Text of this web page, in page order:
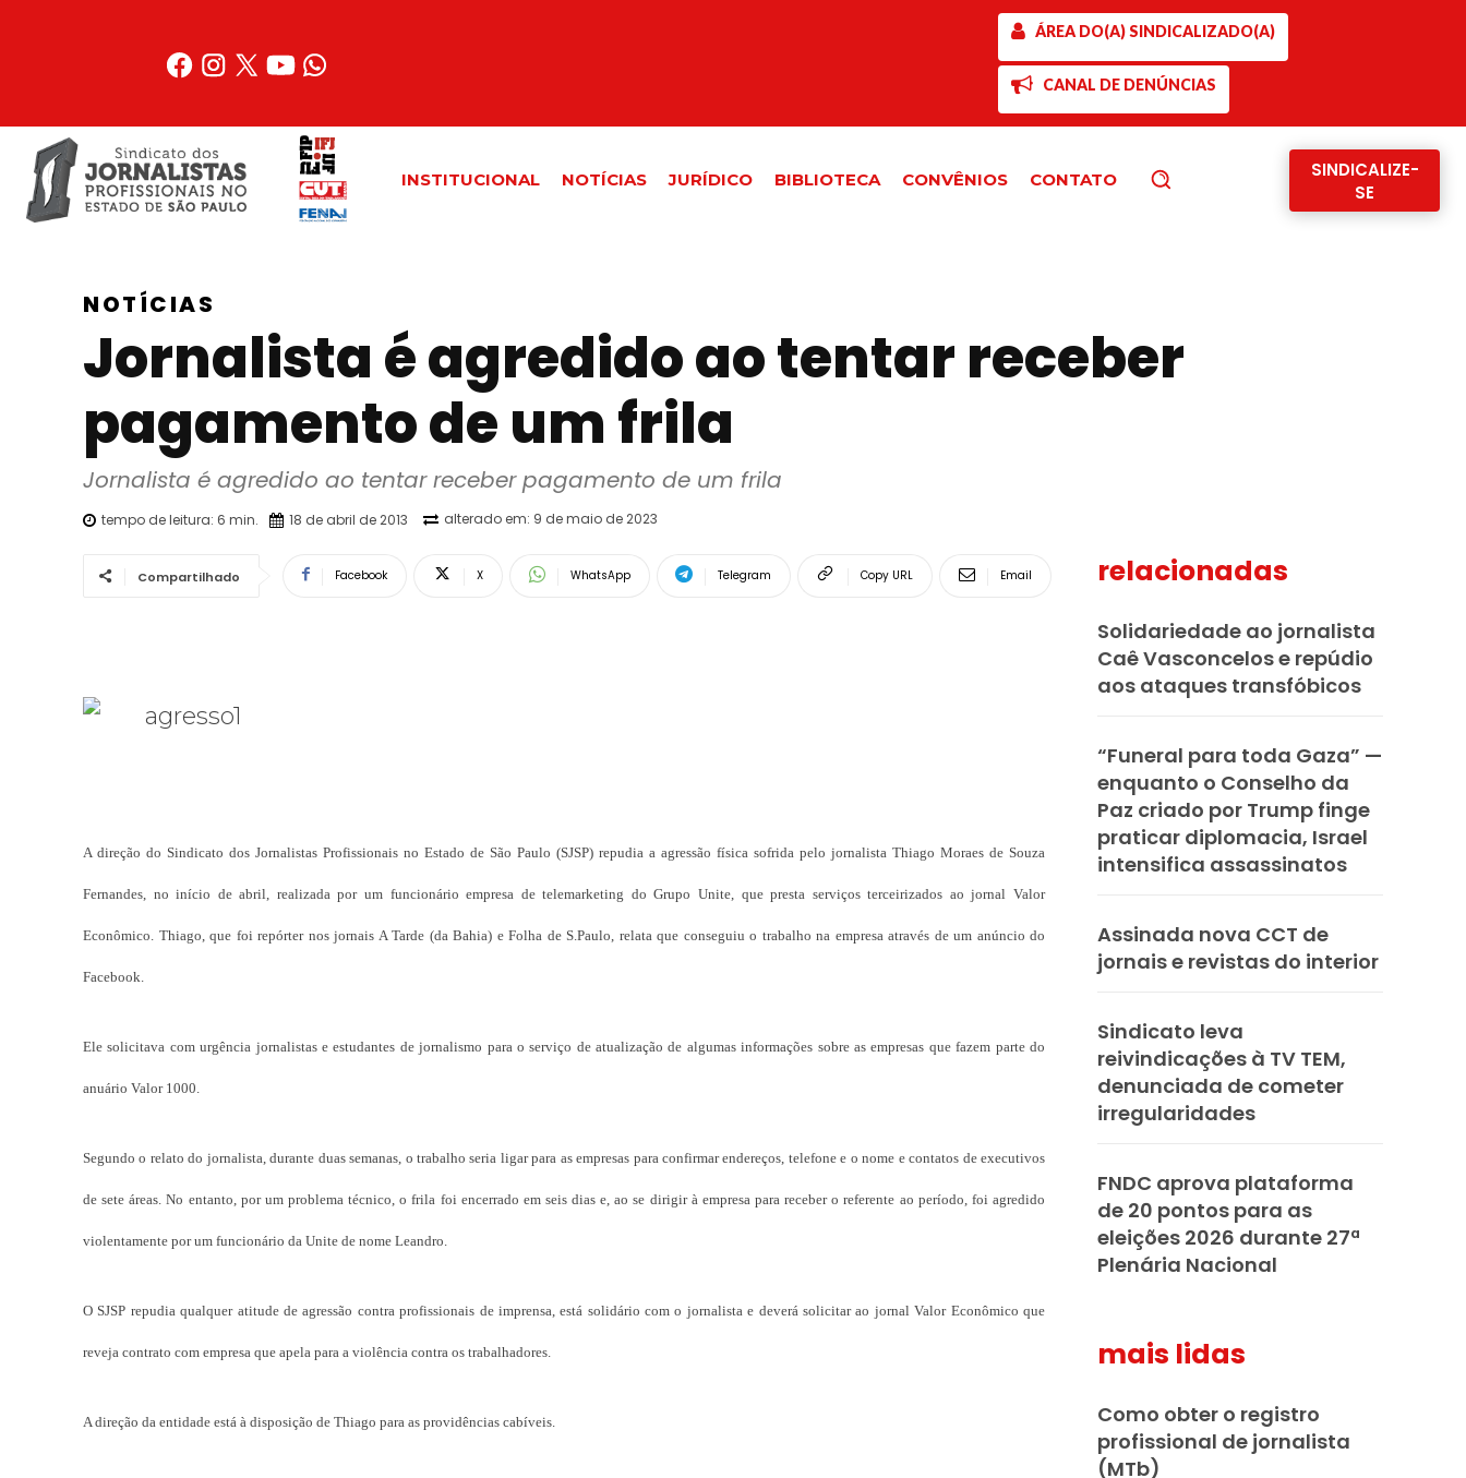
ÁREA DO(A) SINDICALIZADO(A)
CANAL DE DENÚNCIAS
INSTITUCIONAL NOTÍCIAS JURÍDICO BIBLIOTECA CONVÊNIOS CONTATO
SINDICALIZE-
SE
NOTÍCIAS
Jornalista é agredido ao tentar receber
pagamento de um frila
Jornalista é agredido ao tentar receber pagamento de um frila
tempo de leitura: 6 min. 18 de abril de 2013 alterado em: 9 de maio de 2023
Compartilhado Facebook X WhatsApp Telegram Copy URL Email
A direção do Sindicato dos Jornalistas Profissionais no Estado de São Paulo (SJSP) repudia a agressão física sofrida pelo jornalista Thiago Moraes de Souza
Fernandes, no início de abril, realizada por um funcionário empresa de telemarketing do Grupo Unite, que presta serviços terceirizados ao jornal Valor
Econômico. Thiago, que foi repórter nos jornais A Tarde (da Bahia) e Folha de S.Paulo, relata que conseguiu o trabalho na empresa através de um anúncio do
Facebook.
Ele solicitava com urgência jornalistas e estudantes de jornalismo para o serviço de atualização de algumas informações sobre as empresas que fazem parte do
anuário Valor 1000.
Segundo o relato do jornalista, durante duas semanas, o trabalho seria ligar para as empresas para confirmar endereços, telefone e o nome e contatos de executivos
de sete áreas. No entanto, por um problema técnico, o frila foi encerrado em seis dias e, ao se dirigir à empresa para receber o referente ao período, foi agredido
violentamente por um funcionário da Unite de nome Leandro.
O SJSP repudia qualquer atitude de agressão contra profissionais de imprensa, está solidário com o jornalista e deverá solicitar ao jornal Valor Econômico que
reveja contrato com empresa que apela para a violência contra os trabalhadores.
A direção da entidade está à disposição de Thiago para as providências cabíveis.
relacionadas
Solidariedade ao jornalista
Caê Vasconcelos e repúdio
aos ataques transfóbicos
“Funeral para toda Gaza” —
enquanto o Conselho da
Paz criado por Trump finge
praticar diplomacia, Israel
intensifica assassinatos
Assinada nova CCT de
jornais e revistas do interior
Sindicato leva
reivindicações à TV TEM,
denunciada de cometer
irregularidades
FNDC aprova plataforma
de 20 pontos para as
eleições 2026 durante 27ª
Plenária Nacional
mais lidas
Como obter o registro
profissional de jornalista
(MTb)